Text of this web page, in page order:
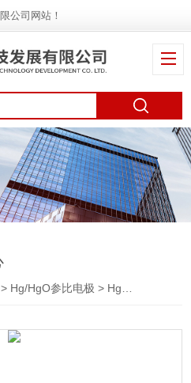
公司网站！
> Hg/HgO参比电极 > Hg/HgO参比电极